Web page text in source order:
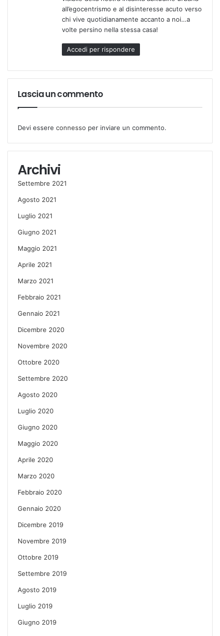
all’egocentrismo e al disinteresse acuto verso
chi vive quotidianamente accanto a noi…a
volte persino nella stessa casa!
Accedi per rispondere
Lascia un commento
Devi essere connesso per inviare un commento.
Archivi
Settembre 2021
Agosto 2021
Luglio 2021
Giugno 2021
Maggio 2021
Aprile 2021
Marzo 2021
Febbraio 2021
Gennaio 2021
Dicembre 2020
Novembre 2020
Ottobre 2020
Settembre 2020
Agosto 2020
Luglio 2020
Giugno 2020
Maggio 2020
Aprile 2020
Marzo 2020
Febbraio 2020
Gennaio 2020
Dicembre 2019
Novembre 2019
Ottobre 2019
Settembre 2019
Agosto 2019
Luglio 2019
Giugno 2019